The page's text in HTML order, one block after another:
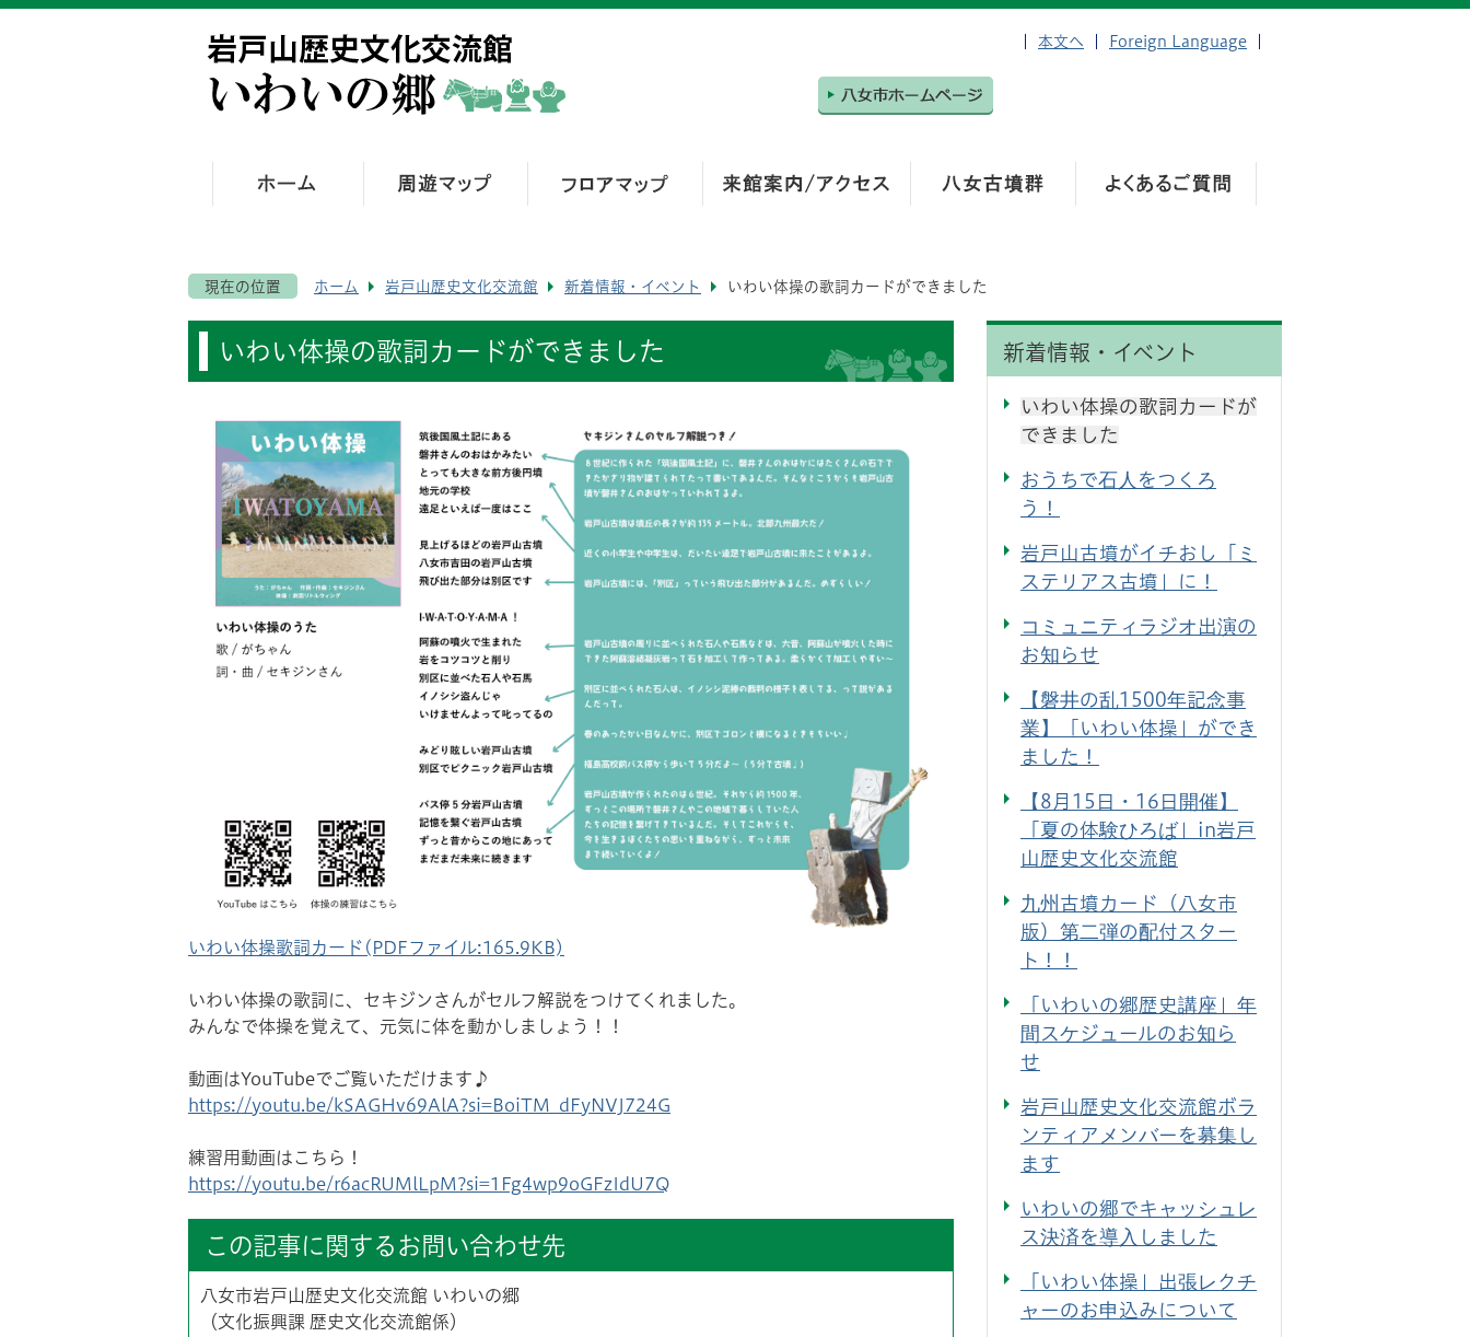
本文へ Foreign Language
現在の位置 ホーム 岩戸山歴史文化交流館 新着情報・イベント いわい体操の歌詞カードができました
いわい体操の歌詞カードができました
いわい体操歌詞カード(PDFファイル:165.9KB)
いわい体操の歌詞に、セキジンさんがセルフ解説をつけてくれました。
みんなで体操を覚えて、元気に体を動かしましょう！！
動画はYouTubeでご覧いただけます♪
https://youtu.be/kSAGHv69AlA?si=BoiTM_dFyNVJ724G
練習用動画はこちら！
https://youtu.be/r6acRUMlLpM?si=1Fg4wp9oGFzIdU7Q
この記事に関するお問い合わせ先
八女市岩戸山歴史文化交流館 いわいの郷
（文化振興課 歴史文化交流館係）
新着情報・イベント
いわい体操の歌詞カードが
できました
おうちで石人をつくろ
う！
岩戸山古墳がイチおし「ミ
ステリアス古墳」に！
コミュニティラジオ出演の
お知らせ
【磐井の乱1500年記念事
業】「いわい体操」ができ
ました！
【8月15日・16日開催】
「夏の体験ひろば」in岩戸
山歴史文化交流館
九州古墳カード（八女市
版）第二弾の配付スター
ト！！
「いわいの郷歴史講座」年
間スケジュールのお知ら
せ
岩戸山歴史文化交流館ボラ
ンティアメンバーを募集し
ます
いわいの郷でキャッシュレ
ス決済を導入しました
「いわい体操」出張レクチ
ャーのお申込みについて